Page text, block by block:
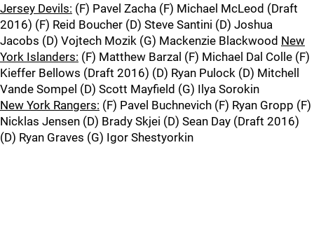
Jersey Devils: (F) Pavel Zacha (F) Michael McLeod (Draft
2016) (F) Reid Boucher (D) Steve Santini (D) Joshua
Jacobs (D) Vojtech Mozik (G) Mackenzie Blackwood New
York Islanders: (F) Matthew Barzal (F) Michael Dal Colle (F)
Kieffer Bellows (Draft 2016) (D) Ryan Pulock (D) Mitchell
Vande Sompel (D) Scott Mayfield (G) Ilya Sorokin
New York Rangers: (F) Pavel Buchnevich (F) Ryan Gropp (F)
Nicklas Jensen (D) Brady Skjei (D) Sean Day (Draft 2016)
(D) Ryan Graves (G) Igor Shestyorkin